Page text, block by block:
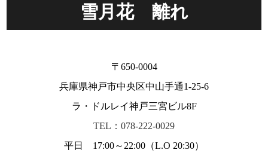
雪月花 離れ
〒650-0004
兵庫県神戸市中央区中山手通1-25-6
ラ・ドルレイ神戸三宮ビル8F
TEL：078-222-0029
平日 17:00～22:00（L.O 20:30）